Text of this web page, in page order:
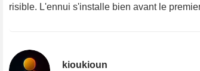
risible. L'ennui s'installe bien avant le
kioukioun